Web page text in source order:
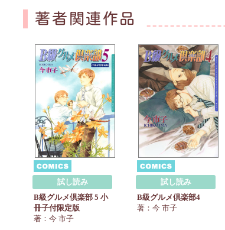
著者関連作品
試し読み
B級グルメ倶楽部 5 小
冊子付限定版
著：今 市子
試し読み
B級グルメ倶楽部4
著：今 市子